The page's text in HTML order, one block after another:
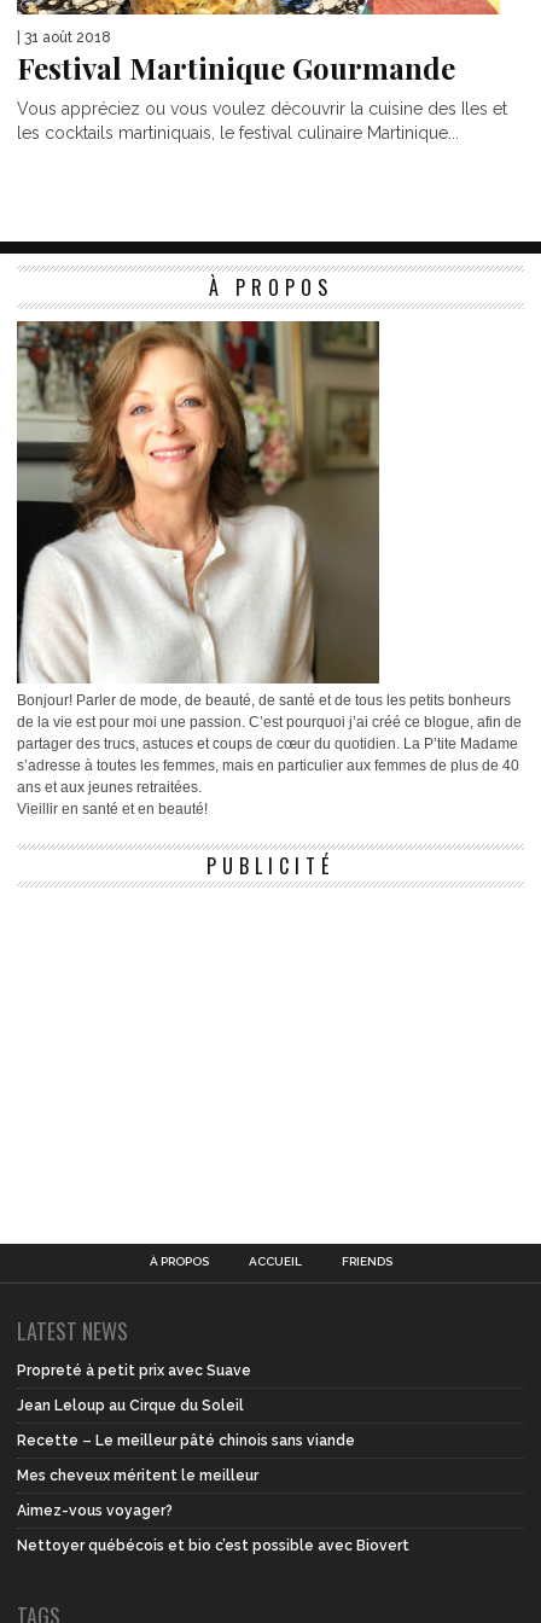
| 31 août 2018
Festival Martinique Gourmande
Vous appréciez ou vous voulez découvrir la cuisine des Iles et
les cocktails martiniquais, le festival culinaire Martinique...
À PROPOS
Bonjour! Parler de mode, de beauté, de santé et de tous les petits bonheurs
de la vie est pour moi une passion. C’est pourquoi j’ai créé ce blogue, afin de
partager des trucs, astuces et coups de cœur du quotidien. La P’tite Madame
s’adresse à toutes les femmes, mais en particulier aux femmes de plus de 40
ans et aux jeunes retraitées.
Vieillir en santé et en beauté!
PUBLICITÉ
À PROPOS ACCUEIL FRIENDS
LATEST NEWS
Propreté à petit prix avec Suave
Jean Leloup au Cirque du Soleil
Recette – Le meilleur pâté chinois sans viande
Mes cheveux méritent le meilleur
Aimez-vous voyager?
Nettoyer québécois et bio c’est possible avec Biovert
TAGS